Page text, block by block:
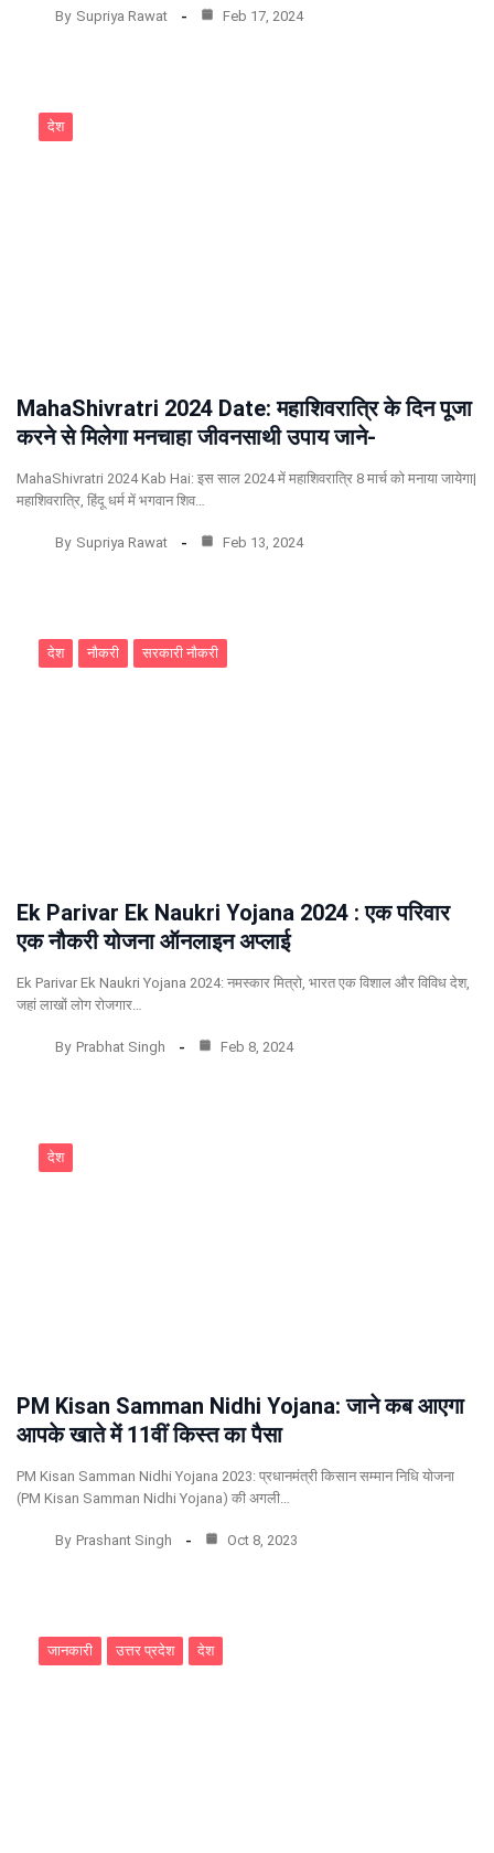
By Supriya Rawat Feb 17, 2024
देश
MahaShivratri 2024 Date: महाशिवरात्रि के दिन पूजा
करने से मिलेगा मनचाहा जीवनसाथी उपाय जाने-
MahaShivratri 2024 Kab Hai: इस साल 2024 में महाशिवरात्रि 8 मार्च को मनाया जायेगा|
महाशिवरात्रि, हिंदू धर्म में भगवान शिव…
By Supriya Rawat Feb 13, 2024
देश नौकरी सरकारी नौकरी
Ek Parivar Ek Naukri Yojana 2024 : एक परिवार
एक नौकरी योजना ऑनलाइन अप्लाई
Ek Parivar Ek Naukri Yojana 2024: नमस्कार मित्रो, भारत एक विशाल और विविध देश,
जहां लाखों लोग रोजगार…
By Prabhat Singh Feb 8, 2024
देश
PM Kisan Samman Nidhi Yojana: जाने कब आएगा
आपके खाते में 11वीं किस्त का पैसा
PM Kisan Samman Nidhi Yojana 2023: प्रधानमंत्री किसान सम्‍मान निधि योजना
(PM Kisan Samman Nidhi Yojana) की अगली…
By Prashant Singh Oct 8, 2023
जानकारी उत्तर प्रदेश देश